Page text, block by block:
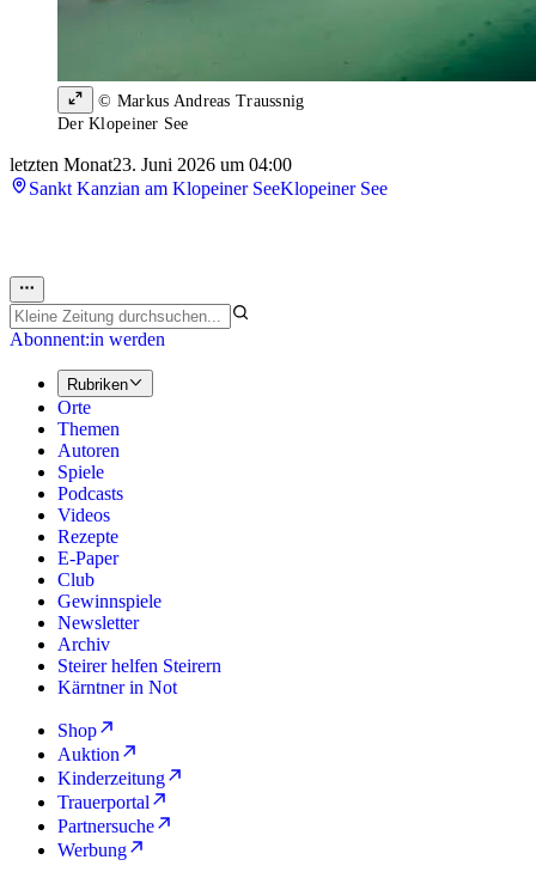
© Markus Andreas Traussnig
Der Klopeiner See
letzten Monat23. Juni 2026 um 04:00
Sankt Kanzian am Klopeiner SeeKlopeiner See
Abonnent:in werden
Rubriken
Orte
Themen
Autoren
Spiele
Podcasts
Videos
Rezepte
E-Paper
Club
Gewinnspiele
Newsletter
Archiv
Steirer helfen Steirern
Kärntner in Not
Shop
Auktion
Kinderzeitung
Trauerportal
Partnersuche
Werbung